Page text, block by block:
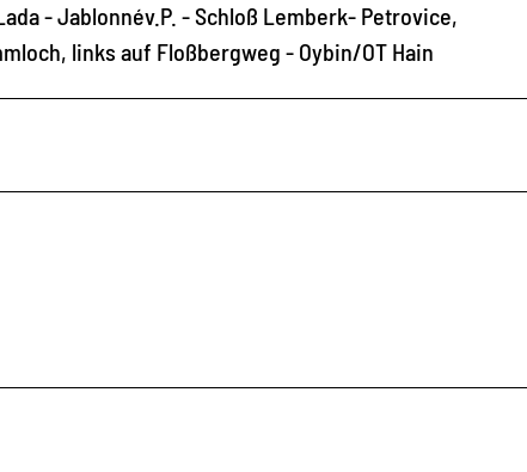
- Jablonnév.P. - Schloß Lemberk- Petrovice,
links auf Floßbergweg - Oybin/OT Hain